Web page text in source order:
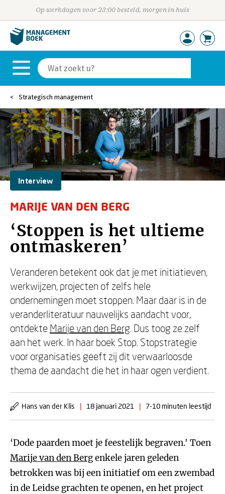
Op werkdagen voor 23:00 besteld, morgen in huis
Strategisch management
Interview
MARIJE VAN DEN BERG
‘Stoppen is het ultieme
ontmaskeren’
Veranderen betekent ook dat je met initiatieven,
werkwijzen, projecten of zelfs hele
ondernemingen moet stoppen. Maar daar is in de
veranderliteratuur nauwelijks aandacht voor,
ontdekte Marije van den Berg. Dus toog ze zelf
aan het werk. In haar boek Stop. Stopstrategie
voor organisaties geeft zij dit verwaarloosde
thema de aandacht die het in haar ogen verdient.
Hans van der Klis | 18 januari 2021 | 7-10 minuten leestijd
‘Dode paarden moet je feestelijk begraven.' Toen
Marije van den Bergenkele jaren geleden
betrokken was bij een initiatief om een zwembad
in de Leidse grachten te openen, en het project